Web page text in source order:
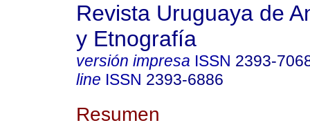
Revista Uruguaya de
y Etnografía
versión impresa ISSN 2393-
line ISSN 2393-6886
Resumen